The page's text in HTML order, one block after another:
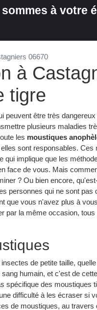
à votre
06670
à
tigre
peuvent être très
plusieurs maladies
les moustiques
sont responsables.
qui implique que les
face de vous. Mais
? Ou bien encore,
personnes qui ne sont
que vous n'avez plus à
par la même occasion,
de petite taille,
humain, et c'est de
spécifique des moustiques
difficulté à les écraser si
de moustiques, au travers